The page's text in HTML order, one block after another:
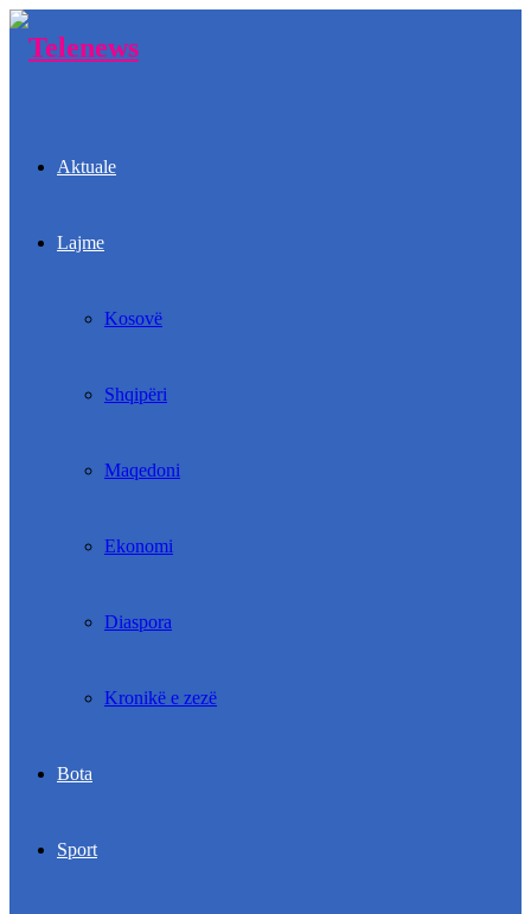
Aktuale
Lajme
Kosovë
Shqipëri
Maqedoni
Ekonomi
Diaspora
Kronikë e zezë
Bota
Sport